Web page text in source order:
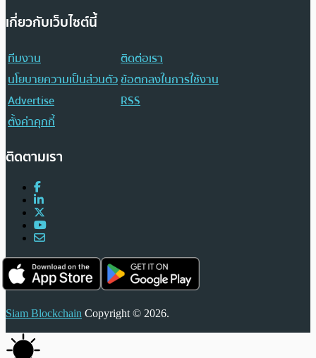
เกี่ยวกับเว็บไซต์นี้
ทีมงาน
ติดต่อเรา
นโยบายความเป็นส่วนตัวข้อตกลงในการใช้งาน
Advertise
RSS
ตั้งค่าคุกกี้
ติดตามเรา
Siam Blockchain Copyright © 2026.